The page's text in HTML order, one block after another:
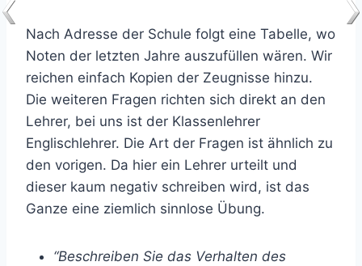
Nach Adresse der Schule folgt eine Tabelle, wo
Noten der letzten Jahre auszufüllen wären. Wir
reichen einfach Kopien der Zeugnisse hinzu.
Die weiteren Fragen richten sich direkt an den
Lehrer, bei uns ist der Klassenlehrer
Englischlehrer. Die Art der Fragen ist ähnlich zu
den vorigen. Da hier ein Lehrer urteilt und
dieser kaum negativ schreiben wird, ist das
Ganze eine ziemlich sinnlose Übung.
“Beschreiben Sie das Verhalten des